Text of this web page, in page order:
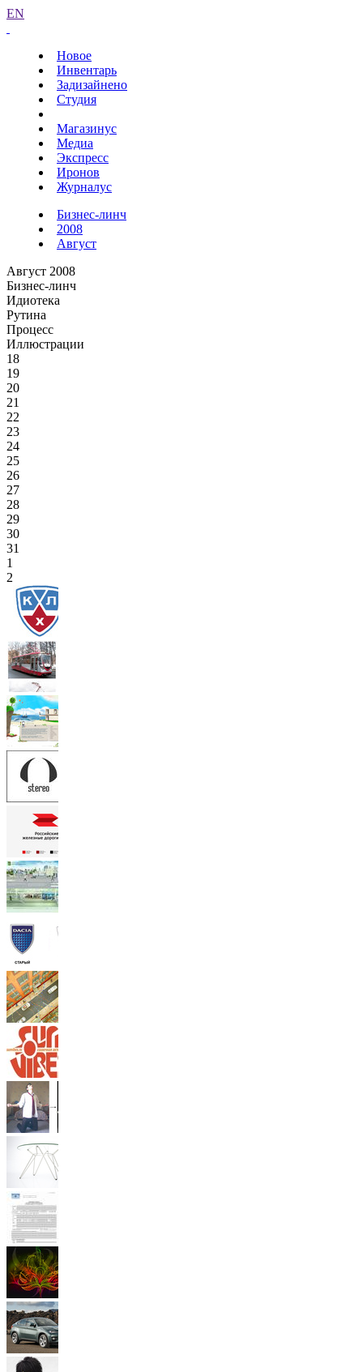
EN
Новое
Инвентарь
Задизайнено
Студия
Магазинус
Медиа
Экспресс
Иронов
Журналус
Бизнес-линч
2008
Август
Август 2008
Бизнес-линч
Идиотека
Рутина
Процесс
Иллюстрации
18
19
20
21
22
23
24
25
26
27
28
29
30
31
1
2